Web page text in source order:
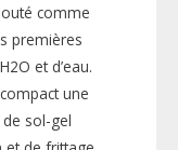
comme
premières
et d’eau.
une
sol-gel